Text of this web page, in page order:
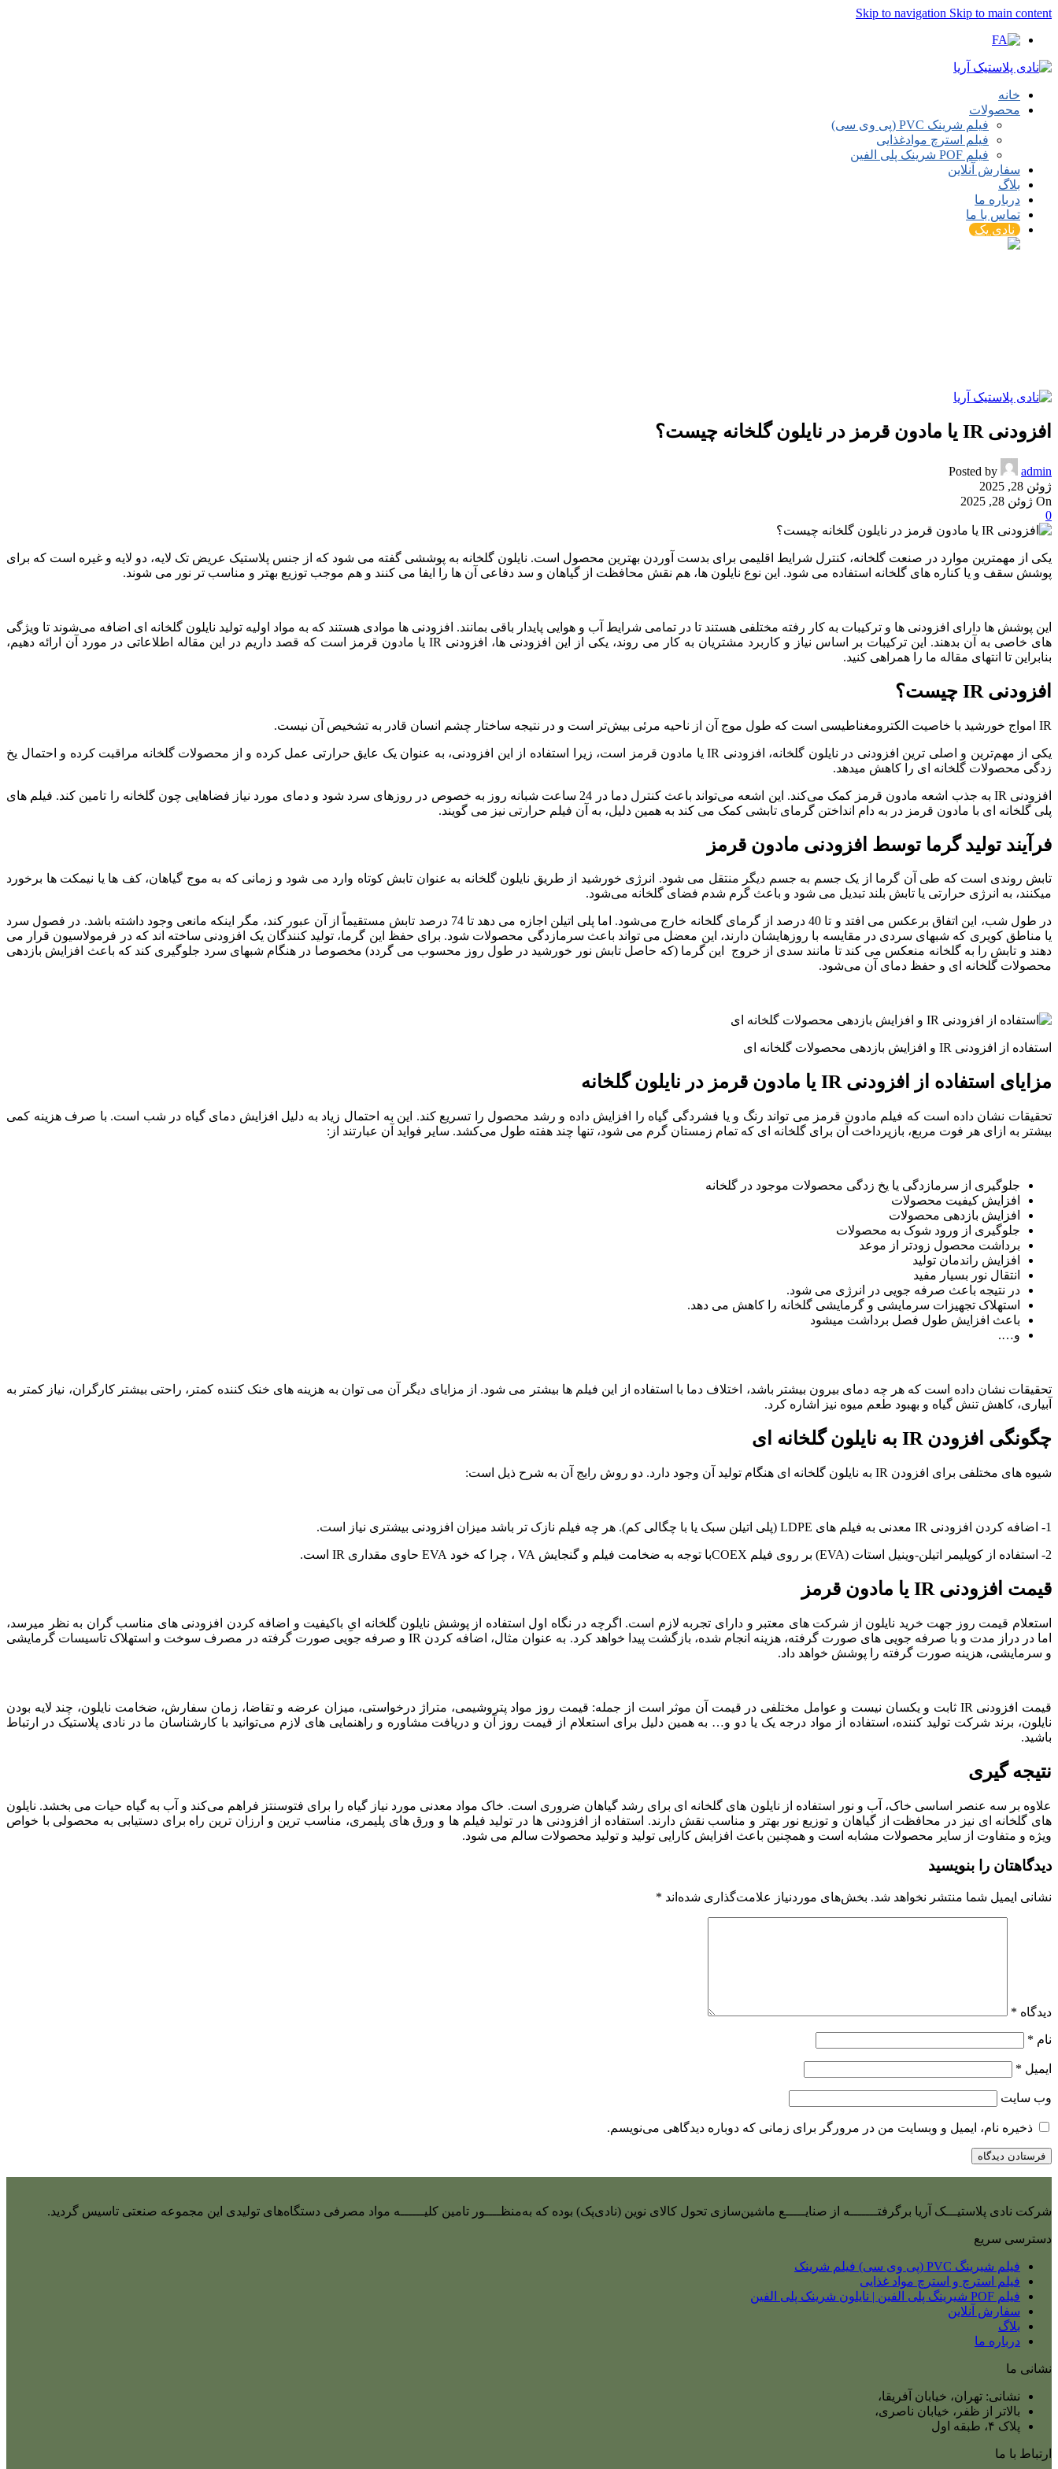
Skip to navigation Skip to main content
خانه
محصولات
فیلم شرینک PVC (پی وی سی)
فیلم استرچ موادغذایی
فیلم POF شرینک پلی الفین
سفارش آنلاین
بلاگ
درباره ما
تماس با ما
نادی پک
افزودنی IR یا مادون قرمز در نایلون گلخانه چیست؟
Posted by
admin
ژوئن 28, 2025
On ژوئن 28, 2025
0
یکی از مهمترین موارد در صنعت گلخانه، کنترل شرایط اقلیمی برای بدست آوردن بهترین محصول است. نایلون گلخانه به پوششی گفته می شود که از جنس پلاستیک عریض تک لایه، دو لایه و غیره است که برای
پوشش سقف و یا کناره های گلخانه استفاده می شود. این نوع نایلون ها، هم نقش محافظت از گیاهان و سد دفاعی آن ها را ایفا می کنند و هم موجب توزیع بهتر و مناسب تر نور می شوند.
این پوشش ها دارای افزودنی ها و ترکیبات به کار رفته مختلفی هستند تا در تمامی شرایط آب و هوایی پایدار باقی بمانند. افزودنی ها موادی هستند که به مواد اولیه تولید نایلون گلخانه ای اضافه می‌شوند تا ویژگی
های خاصی به آن بدهند. این ترکیبات بر اساس نیاز و کاربرد مشتریان به کار می روند، یکی از این افزودنی ها، افزودنی IR یا مادون قرمز است که قصد داریم در این مقاله اطلاعاتی در مورد آن ارائه دهیم،
بنابراین تا انتهای مقاله ما را همراهی کنید.
افزودنی IR چیست؟
IR امواج خورشید با خاصیت الکترومغناطیسی است که طول موج آن از ناحیه مرئی بیش‌تر است و در نتیجه ساختار چشم انسان قادر به تشخیص آن نیست.
یکی از مهم‌ترین و اصلی ترین افزودنی در نایلون گلخانه، افزودنی IR یا مادون قرمز است، زیرا استفاده از این افزودنی، به عنوان یک عایق حرارتی عمل کرده و از محصولات گلخانه مراقبت کرده و احتمال یخ
زدگی محصولات گلخانه ای را کاهش میدهد.
افزودنی IR به جذب اشعه مادون قرمز کمک می‌کند. این اشعه می‌تواند باعث کنترل دما در 24 ساعت شبانه روز به خصوص در روزهای سرد شود و دمای مورد نیاز فضاهایی چون گلخانه را تامین کند. فیلم های
پلی گلخانه ای با مادون قرمز در به دام انداختن گرمای تابشی کمک می کند به همین دلیل، به آن فیلم حرارتی نیز می گویند.
فرآیند تولید گرما توسط افزودنی مادون قرمز
تابش روندی است که طی آن گرما از یک جسم به جسم دیگر منتقل می شود. انرژی خورشید از طریق نایلون گلخانه به عنوان تابش کوتاه وارد می شود و زمانی که به موج گیاهان، کف ها یا نیمکت ها برخورد
میکنند، به انرژی حرارتی یا تابش بلند تبدیل می شود و باعث گرم شدم فضای گلخانه می‌شود.
در طول شب، این اتفاق برعکس می افتد و تا 40 درصد از گرمای گلخانه خارج می‌شود. اما پلی اتیلن اجازه می دهد تا 74 درصد تابش مستقیماً از آن عبور کند، مگر اینکه مانعی وجود داشته باشد. در فصول سرد
یا مناطق کویری که شبهای سردی در مقایسه با روزهایشان دارند، این معضل می تواند باعث سرمازدگی محصولات شود. برای حفظ این گرما، تولید کنندگان یک افزودنی ساخته اند که در فرمولاسیون قرار می
دهند و تابش را به گلخانه منعکس می کند تا مانند سدی از خروج این گرما (که حاصل تابش نور خورشید در طول روز محسوب می گردد) مخصوصا در هنگام شبهای سرد جلوگیری کند که باعث افزایش بازدهی
محصولات گلخانه ای و حفظ دمای آن می‌شود.
استفاده از افزودنی IR و افزایش بازدهی محصولات گلخانه ای
مزایای استفاده از افزودنی IR یا مادون قرمز در نایلون گلخانه
تحقیقات نشان داده است که فیلم مادون قرمز می تواند رنگ و یا فشردگی گیاه را افزایش داده و رشد محصول را تسریع کند. این به احتمال زیاد به دلیل افزایش دمای گیاه در شب است. با صرف هزینه کمی
بیشتر به ازای هر فوت مربع، بازپرداخت آن برای گلخانه ای که تمام زمستان گرم می شود، تنها چند هفته طول می‌کشد. سایر فواید آن عبارتند از:
جلوگیری از سرمازدگی یا یخ زدگی محصولات موجود در گلخانه
افزایش کیفیت محصولات
افزایش بازدهی محصولات
جلوگیری از ورود شوک به محصولات
برداشت محصول زودتر از موعد
افزایش راندمان تولید
انتقال نور بسیار مفید
در نتیجه باعث صرفه جویی در انرژی می شود.
استهلاک تجهیزات سرمایشی و گرمایشی گلخانه را کاهش می دهد.
باعث افزايش طول فصل برداشت میشود
و….
تحقیقات نشان داده است که هر چه دمای بیرون بیشتر باشد، اختلاف دما با استفاده از این فیلم ها بیشتر می شود. از مزایای دیگر آن می توان به هزینه های خنک کننده کمتر، راحتی بیشتر کارگران، نیاز کمتر به
آبیاری، کاهش تنش گیاه و بهبود طعم میوه نیز اشاره کرد.
چگونگی افزودن IR به نایلون گلخانه ای
شیوه های مختلفی برای افزودن IR به نایلون گلخانه ای هنگام تولید آن وجود دارد. دو روش رایج آن به شرح ذیل است:
1- اضافه کردن افزودنی IR معدنی به فیلم های LDPE (پلی اتیلن سبک یا با چگالی کم). هر چه فیلم نازک تر باشد میزان افزودنی بیشتری نیاز است.
2- استفاده از کوپلیمر اتیلن-وینیل استات (EVA) بر روی فیلم COEXبا توجه به ضخامت فیلم و گنجایش VA ، چرا که خود EVA حاوی مقداری IR است.
قیمت افزودنی IR یا مادون قرمز
استعلام قیمت روز جهت خرید نایلون از شرکت های معتبر و دارای تجربه لازم است. اگرچه در نگاه اول استفاده از پوشش نایلون گلخانه ایِ باکیفیت و اضافه کردن افزودنی های مناسب گران به نظر میرسد،
اما در دراز مدت و با صرفه جویی های صورت گرفته، هزینه انجام شده، بازگشت پیدا خواهد کرد. به عنوان مثال، اضافه کردن IR و صرفه جویی صورت گرفته در مصرف سوخت و استهلاک تاسیسات گرمایشی
و سرمایشی، هزینه صورت گرفته را پوشش خواهد داد.
قیمت افزودنی IR ثابت و یکسان نیست و عوامل مختلفی در قیمت آن موثر است ‌از جمله: قیمت روز مواد پتروشیمی، متراژ درخواستی، میزان عرضه و تقاضا، زمان سفارش، ضخامت نایلون، چند لایه بودن
نایلون، برند شرکت تولید کننده، استفاده از مواد درجه یک یا دو و… به همین دلیل برای استعلام از قیمت روز آن و دریافت مشاوره و راهنمایی های لازم می‌توانید با کارشناسان ما در نادی پلاستیک در ارتباط
باشید.
نتیجه گیری
علاوه بر سه عنصر اساسی خاک، آب و نور استفاده از نایلون های گلخانه ای برای رشد گیاهان ضروری است. خاک مواد معدنی مورد نیاز گیاه را برای فتوسنتز فراهم می‌کند و آب به گیاه حیات می بخشد. نایلون
های گلخانه ای نیز در محافظت از گیاهان و توزیع نور بهتر و مناسب نقش دارند. استفاده از افزودنی ها در تولید فیلم ها و ورق های پلیمری، مناسب ترین و ارزان ترین راه برای دستیابی به محصولی با خواص
ویژه و متفاوت از سایر محصولات مشابه است و همچنین باعث افزایش کارایی تولید و تولید محصولات سالم می شود.
دیدگاهتان را بنویسید
نشانی ایمیل شما منتشر نخواهد شد. بخش‌های موردنیاز علامت‌گذاری شده‌اند *
دیدگاه *
نام *
ایمیل *
وب‌ سایت
ذخیره نام، ایمیل و وبسایت من در مرورگر برای زمانی که دوباره دیدگاهی می‌نویسم.
شرکت نادی‌ پلاستیـــک آریا برگرفتـــــــه از صنایـــــع ماشین‌سازی تحول کالای نوین (نادی‌پک) بوده که به‌منظــــور تامین کلیــــــه مواد مصرفی دستگاه‌های تولیدی این مجموعه صنعتی تاسیس گردید.
دسترسی سریع
فیلم شیرینگ PVC (پی وی سی) فیلم شرینک
فیلم استرچ و استرچ مواد غذایی
فیلم POF شیرینگ پلی الفین | نایلون شرینک پلی الفین
سفارش آنلاین
بلاگ
درباره ما
نشانی ما
نشانی: تهران، خیابان آفریقا،
بالاتر از ظفر، خیابان ناصری،
پلاک ۴، طبقه اول
ارتباط با ما